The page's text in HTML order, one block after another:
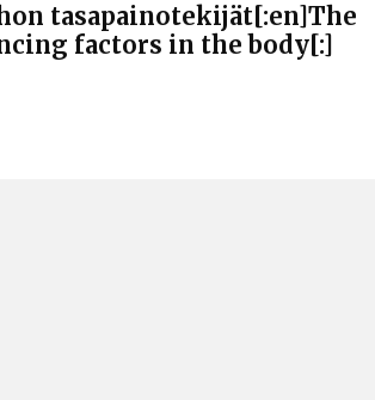
tasapainotekijät[:en]The
factors in the body[:]